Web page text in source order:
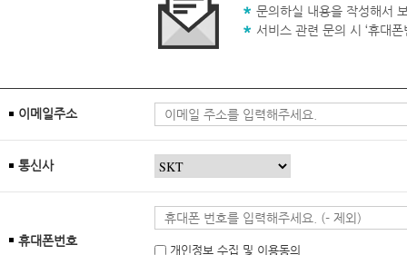
문의하실 내용을 작성해서
서비스 관련 문의 시 ‘휴대
이메일주소
통신사
휴대폰번호
개인정보 수집 및 이용동의